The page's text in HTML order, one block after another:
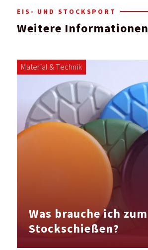
EIS- UND STOCKSPORT
Weitere Informationen
Material & Technik
Was brauche ich zum
Stockschießen?